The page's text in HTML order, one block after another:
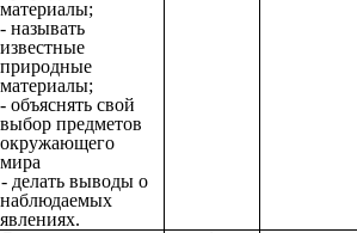
материалы;
- называть
известные
природные
материалы;
- объяснять свой
выбор предметов
окружающего
мира
- делать выводы о
наблюдаемых
явлениях.